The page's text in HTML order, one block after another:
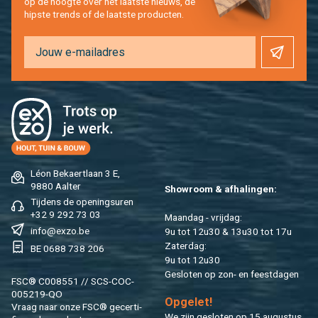
Léon Be­kaert­laan 3 E,
9880 Aal­ter
Tij­dens de ope­nings­uren
+32 9 292 73 03
info@​exzo.​be
BE 0688 738 206
FSC® C008551 // SCS-COC-
005219-QO
Vraag naar onze FSC® ge­cer­ti­
Show­room & af­ha­lin­gen:
Maan­dag - vrij­dag:
9u tot 12u30 & 13u30 tot 17u
Za­ter­dag:
9u tot 12u30
Ge­slo­ten op zon- en feest­da­gen
Op­ge­let!
hip­s­te trends of de laat­ste pro­duc­ten.